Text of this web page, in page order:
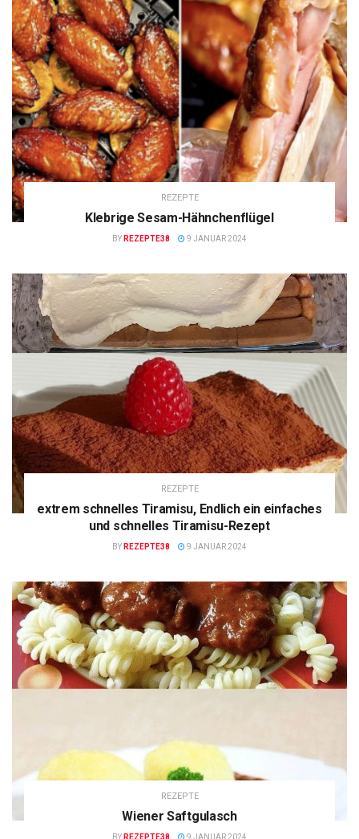
REZEPTE
Klebrige Sesam-Hähnchenflügel
BY REZEPTE38 9 JANUAR 2024
REZEPTE
extrem schnelles Tiramisu, Endlich ein einfaches
und schnelles Tiramisu-Rezept
BY REZEPTE38 9 JANUAR 2024
REZEPTE
Wiener Saftgulasch